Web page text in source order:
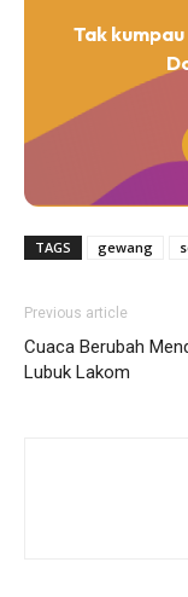
Tak
TAGS gewang
Previous article
Cuaca Berubah
Lubuk Lakom